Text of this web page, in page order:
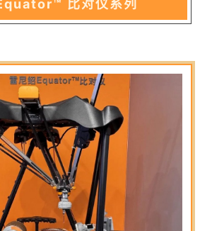
比对仪系列